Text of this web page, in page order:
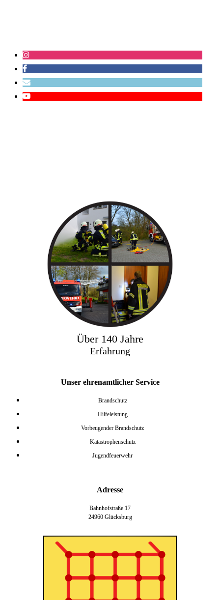
Über 140 Jahre
Erfahrung
Unser ehrenamtlicher Service
Brandschutz
Hilfeleistung
Vorbeugender Brandschutz
Katastrophenschutz
Jugendfeuerwehr
Adresse
Bahnhofstraße 17
24960 Glücksburg